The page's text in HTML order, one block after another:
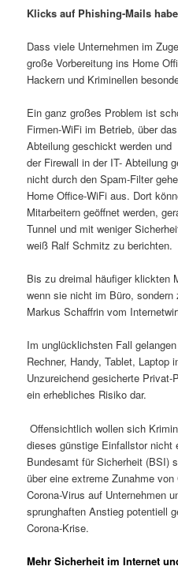
Klicks auf Phishing-Mails
Dass viele Unternehmen im
große Vorbereitung ins Home
Hackern und Kriminellen
Ein ganz großes Problem ist
Firmen-WiFi im Betrieb, über
Abteilung geschickt werden
der Firewall in der IT- Abteilung
nicht durch den Spam-Filter
Home Office-WiFi aus. Dort
Mitarbeitern geöffnet werden,
Tunnel und mit weniger
weiß Ralf Schmitz zu berichten.
Bis zu dreimal häufiger klickten
wenn sie nicht im Büro,
Markus Schaffrin vom
Im unglücklichsten Fall
Rechner, Handy, Tablet, Laptop
Unzureichend gesicherte
ein erhebliches Risiko dar.
Offensichtlich wollen sich
dieses günstige Einfallstor nicht
Bundesamt für Sicherheit (BSI)
über eine extreme Zunahme
Corona-Virus auf Unternehmen
sprunghaften Anstieg potentiell
Corona-Krise.
Mehr Sicherheit im Internet